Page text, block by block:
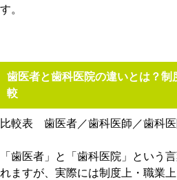
す。
歯医者と歯科医院の違いとは？制
較
比較表 歯医者／歯科医師／歯科
「歯医者」と「歯科医院」という
れますが、実際には制度上・職業